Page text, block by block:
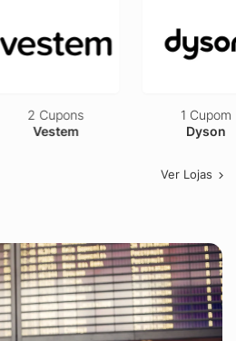
2 Cupons
Vestem
1 Cupom
Dyson
Ver Lojas